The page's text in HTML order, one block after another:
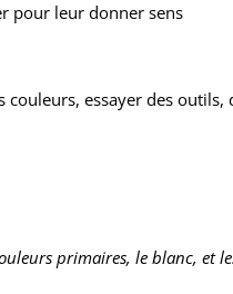
pour leur donner sens
couleurs, essayer des outils,
primaires, le blanc, et